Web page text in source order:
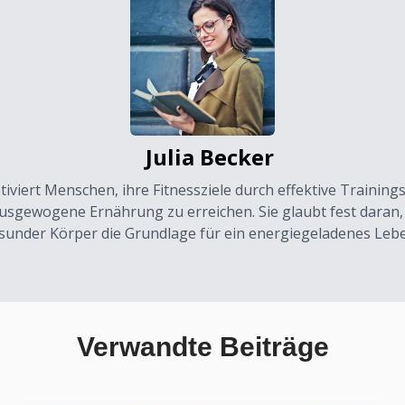
Julia Becker
Menschen, ihre Fitnessziele durch effektive
Ernährung zu erreichen. Sie glaubt fest daran,
Körper die Grundlage für ein energiegeladenes
Verwandte Beiträge